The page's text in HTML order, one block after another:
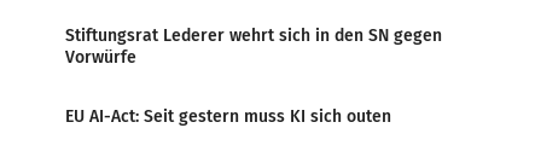
Stiftungsrat Lederer wehrt sich in den SN gegen
Vorwürfe
EU AI-Act: Seit gestern muss KI sich outen